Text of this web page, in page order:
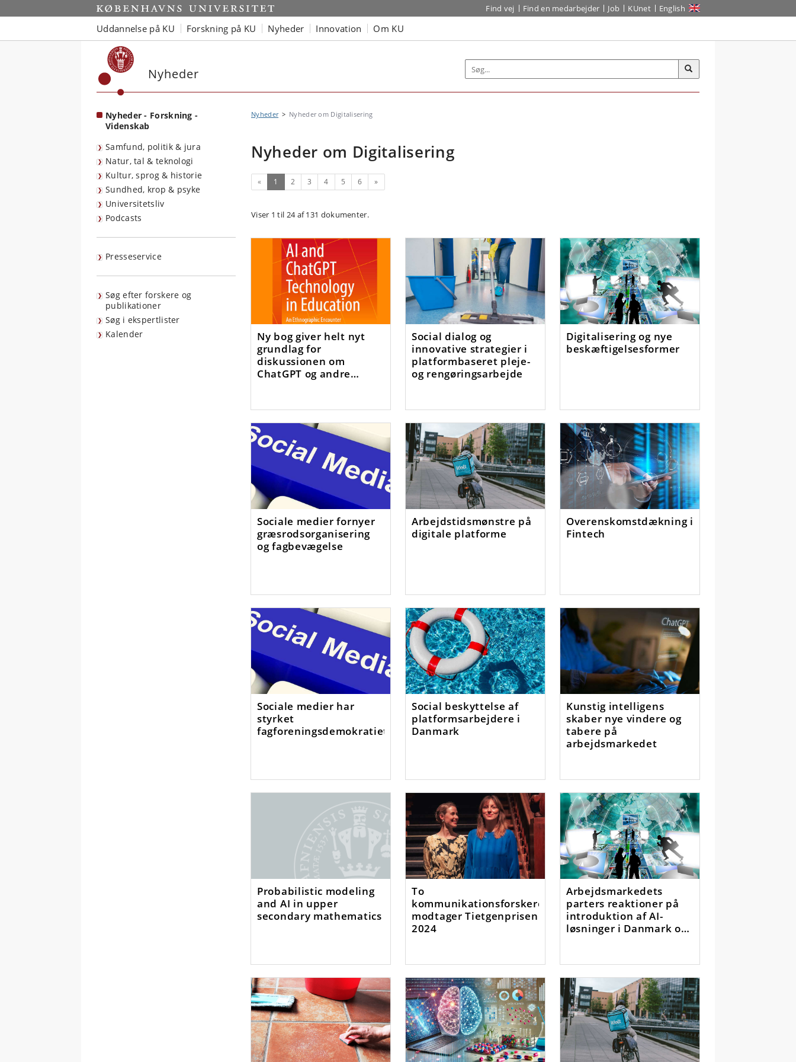
Start Find vej Find en medarbejder Job KUnet English
Uddannelse på KU Forskning på KU Nyheder Innovation Om KU
Nyheder
Nyheder - Forskning -
Videnskab
Samfund, politik & jura
Natur, tal & teknologi
Kultur, sprog & historie
Sundhed, krop & psyke
Universitetsliv
Podcasts
Presseservice
Søg efter forskere og
publikationer
Søg i ekspertlister
Kalender
Nyheder Nyheder om Digitalisering
Nyheder om Digitalisering
« 1 (nuværende)
2 3 4 5 6 Næste
»
Viser 1 til 24 af 131 dokumenter.
Ny bog giver helt nyt
grundlag for
diskussionen om
ChatGPT og andre
Social dialog og
innovative strategier i
platformbaseret pleje-
og rengøringsarbejde
Digitalisering og nye
beskæftigelsesformer
Sociale medier fornyer
græsrodsorganisering
og fagbevægelse
Arbejdstidsmønstre på
digitale platforme
Overenskomstdækning i
Fintech
Sociale medier har
styrket
fagforeningsdemokratiet
Social beskyttelse af
platformsarbejdere i
Danmark
Kunstig intelligens
skaber nye vindere og
tabere på
arbejdsmarkedet
Probabilistic modeling
and AI in upper
secondary mathematics
To
kommunikationsforskere
modtager Tietgenprisen
2024
Arbejdsmarkedets
parters reaktioner på
introduktion af AI-
løsninger i Danmark og